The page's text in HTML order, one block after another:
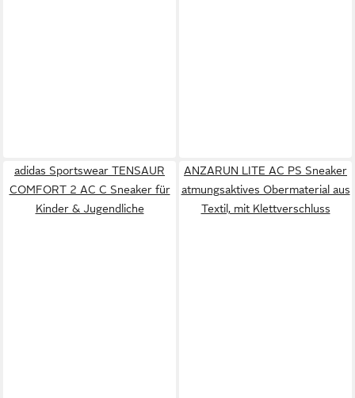
adidas Sportswear TENSAUR
COMFORT 2 AC C Sneaker für
Kinder & Jugendliche
ANZARUN LITE AC PS Sneaker
atmungsaktives Obermaterial aus
Textil, mit Klettverschluss